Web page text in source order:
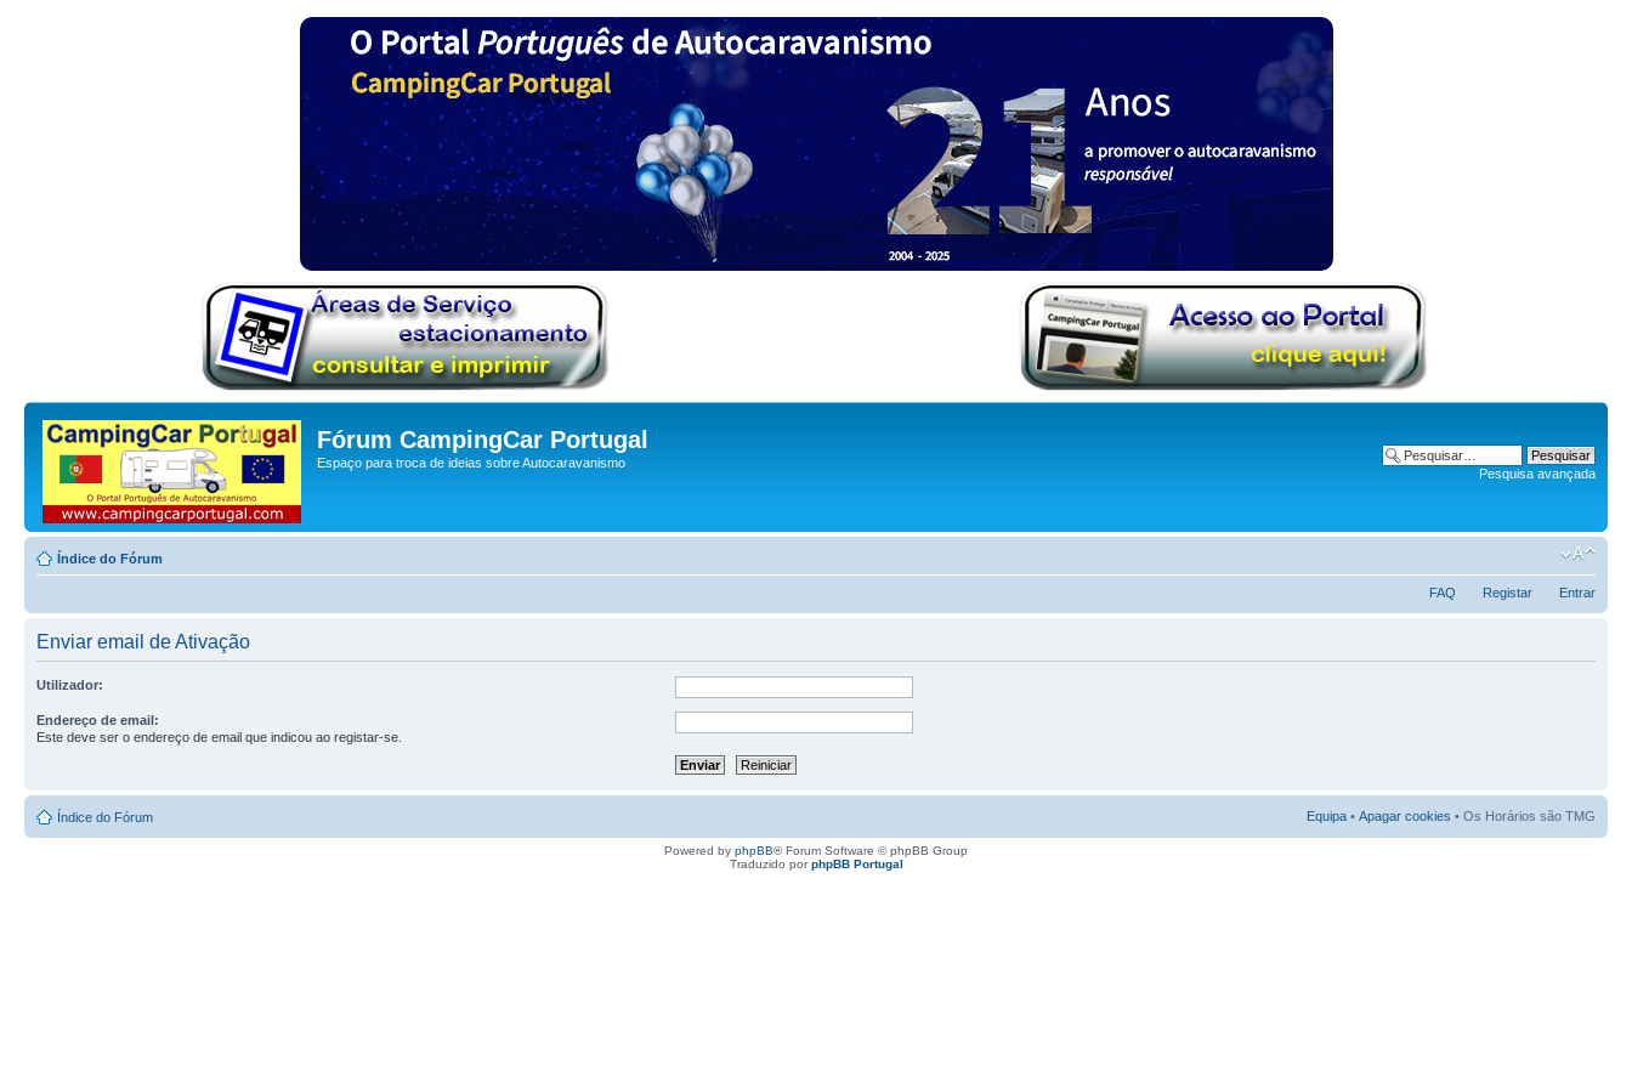
Fórum CampingCar Portugal
Espaço para troca de ideias sobre Autocaravanismo
Pesquisa avançada
Índice do Fórum
FAQ Registar Entrar
Enviar email de Ativação
Utilizador:
Endereço de email:
Este deve ser o endereço de email que indicou ao registar-se.
Índice do Fórum Equipa • Apagar cookies • Os Horários são TMG
Powered by phpBB® Forum Software © phpBB Group
Traduzido porphpBB Portugal